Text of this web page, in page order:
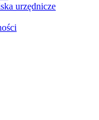
urzędnicze